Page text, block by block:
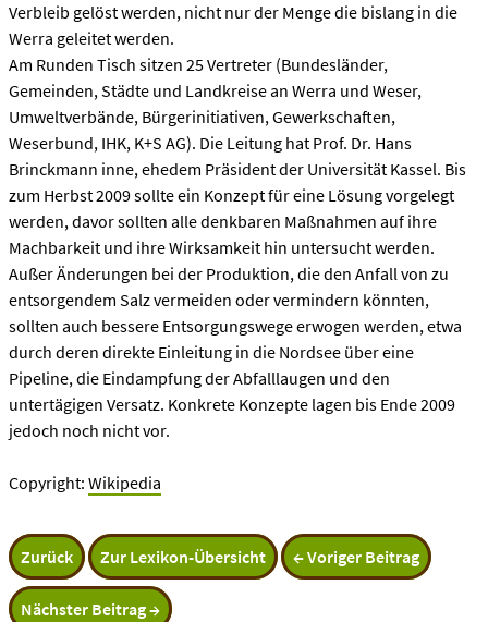
Verbleib gelöst werden, nicht nur der Menge die bislang in die
Werra geleitet werden.
Am Runden Tisch sitzen 25 Vertreter (Bundesländer,
Gemeinden, Städte und Landkreise an Werra und Weser,
Umweltverbände, Bürgerinitiativen, Gewerkschaften,
Weserbund, IHK, K+S AG). Die Leitung hat Prof. Dr. Hans
Brinckmann inne, ehedem Präsident der Universität Kassel. Bis
zum Herbst 2009 sollte ein Konzept für eine Lösung vorgelegt
werden, davor sollten alle denkbaren Maßnahmen auf ihre
Machbarkeit und ihre Wirksamkeit hin untersucht werden.
Außer Änderungen bei der Produktion, die den Anfall von zu
entsorgendem Salz vermeiden oder vermindern könnten,
sollten auch bessere Entsorgungswege erwogen werden, etwa
durch deren direkte Einleitung in die Nordsee über eine
Pipeline, die Eindampfung der Abfalllaugen und den
untertägigen Versatz. Konkrete Konzepte lagen bis Ende 2009
jedoch noch nicht vor.
Copyright: Wikipedia
Zurück Zur Lexikon-Übersicht ← Voriger Beitrag
Nächster Beitrag →